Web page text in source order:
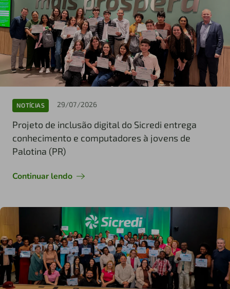
NOTÍCIAS 29/07/2026
Projeto de inclusão digital do Sicredi entrega
conhecimento e computadores à jovens de
Palotina (PR)
Continuar lendo